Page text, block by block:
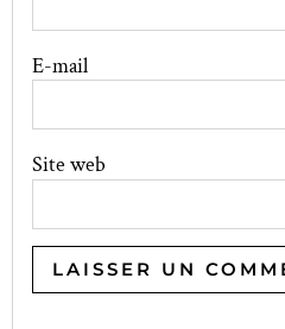
E-mail
Site web